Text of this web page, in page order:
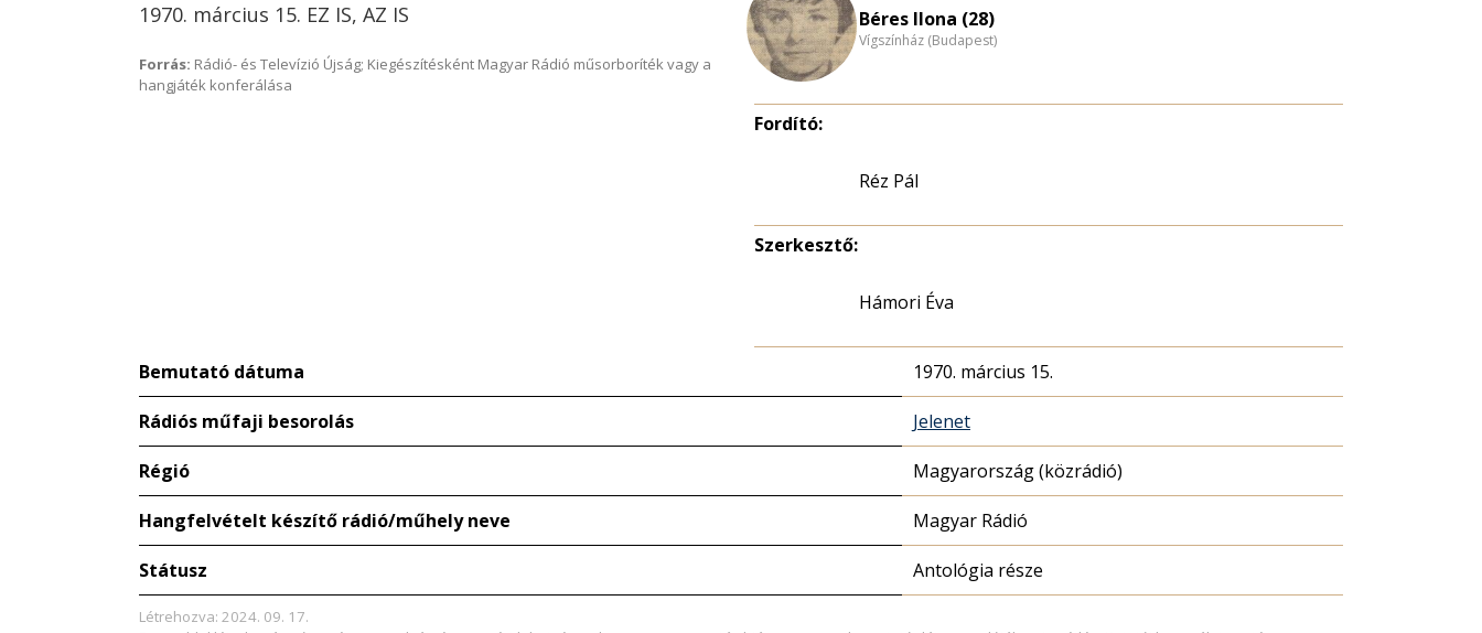
1970. március 15. EZ IS, AZ IS
Forrás: Rádió- és Televízió Újság; Kiegészítésként Magyar Rádió műsorboríték vagy a
hangjáték konferálása
Béres Ilona (28)
Vígszínház (Budapest)
Fordító:
Réz Pál
Szerkesztő:
Hámori Éva
Bemutató dátuma 1970. március 15.
Rádiós műfaji besorolás Jelenet
Régió Magyarország (közrádió)
Hangfelvételt készítő rádió/műhely neve Magyar Rádió
Státusz Antológia része
Létrehozva: 2024. 09. 17.